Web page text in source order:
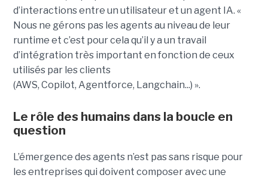
d’interactions entre un utilisateur et un agent IA. «
Nous ne gérons pas les agents au niveau de leur
runtime et c’est pour cela qu’il y a un travail
d’intégration très important en fonction de ceux
utilisés par les clients
(AWS, Copilot, Agentforce, Langchain...) ».
Le rôle des humains dans la boucle en
question
L’émergence des agents n’est pas sans risque pour
les entreprises qui doivent composer avec une